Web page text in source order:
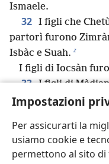
Impostazioni
Per assicurarti la
usiamo cookie e
permettono al sito
Ismaele.
32 I figli che
partorì furono
Isbàc e Suah. z
I figli di Iocsàn
33 I figli di
Abìda ed Eldàa.
34 Abraamo
furono Esaù d e
35 I figli di Esaù